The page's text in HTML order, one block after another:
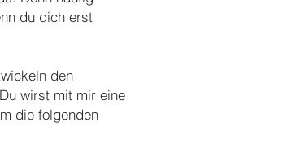
du dich erst
den
wirst mit mir eine
die folgenden